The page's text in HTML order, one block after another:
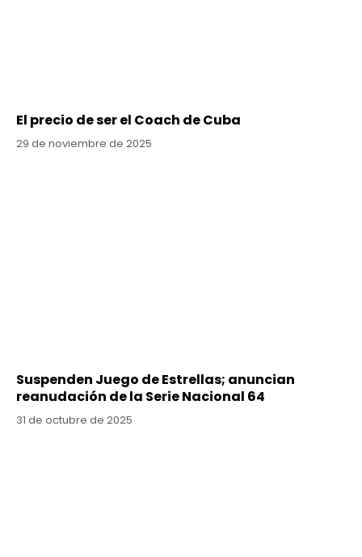
El precio de ser el Coach de Cuba
29 de noviembre de 2025
Suspenden Juego de Estrellas; anuncian
reanudación de la Serie Nacional 64
31 de octubre de 2025